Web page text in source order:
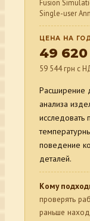
Fusion
Single-user
ЦЕНА НА
49 620
59 544 грн с
Расширение
анализа
исследовать
поведение
деталей.
Кому
проверять
раньше